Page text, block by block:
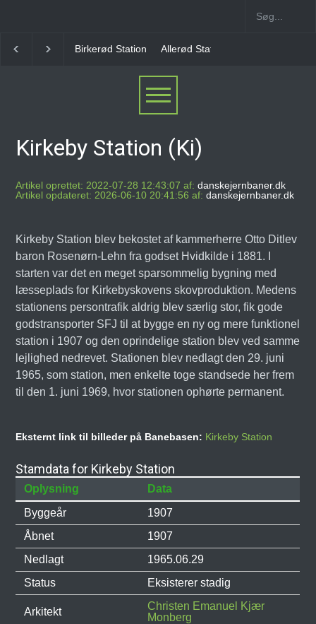
Allerød Station Favrholm Station
Kirkeby Station (Ki)
Artikel oprettet: 2022-07-28 12:43:07 af: danskejernbaner.dk
Artikel opdateret: 2026-06-10 20:41:56 af: danskejernbaner.dk
Kirkeby Station blev bekostet af kammerherre Otto Ditlev
baron Rosenørn-Lehn fra godset Hvidkilde i 1881. I
starten var det en meget sparsommelig bygning med
læsseplads for Kirkebyskovens skovproduktion. Medens
stationens persontrafik aldrig blev særlig stor, fik gode
godstransporter SFJ til at bygge en ny og mere funktionel
station i 1907 og den oprindelige station blev ved samme
lejlighed nedrevet. Stationen blev nedlagt den 29. juni
1965, som station, men enkelte toge standsede her frem
til den 1. juni 1969, hvor stationen ophørte permanent.
Eksternt link til billeder på Banebasen: Kirkeby Station
Stamdata for Kirkeby Station
Oplysning
Data
Byggeår
1907
Åbnet
1907
Nedlagt
1965.06.29
Status
Eksisterer stadig
Arkitekt
Christen Emanuel Kjær
Monberg